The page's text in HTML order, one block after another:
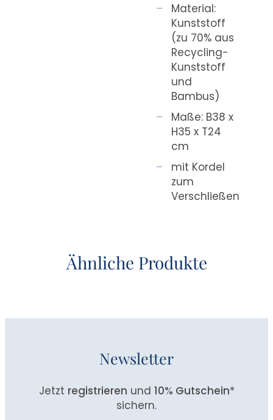
Material:
Kunststoff
(zu 70% aus
Recycling-
Kunststoff
und
Bambus)
Maße: B38 x
H35 x T24
cm
mit Kordel
zum
Verschließen
Ähnliche Produkte
Newsletter
Jetzt registrieren und 10% Gutschein*
sichern.